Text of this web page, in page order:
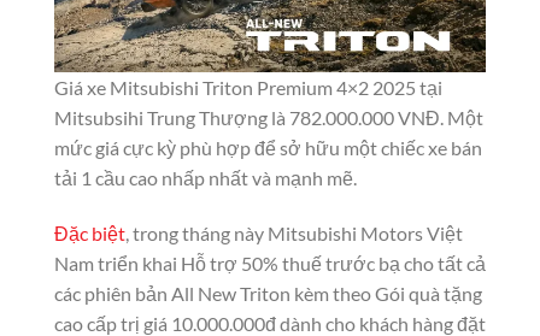
Giá xe Mitsubishi Triton Premium 4×2 2025 tại
Mitsubsihi Trung Thượng là 782.000.000 VNĐ. Một
mức giá cực kỳ phù hợp để sở hữu một chiếc xe bán
tải 1 cầu cao nhấp nhất và mạnh mẽ.
Đặc biệt, trong tháng này Mitsubishi Motors Việt
Nam triển khai Hỗ trợ 50% thuế trước bạ cho tất cả
các phiên bản All New Triton kèm theo Gói quà tặng
cao cấp trị giá 10.000.000đ dành cho khách hàng đặt